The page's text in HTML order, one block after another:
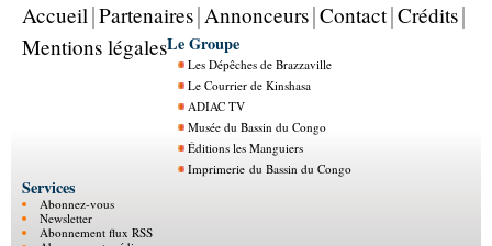
Accueil Partenaires Annonceurs Contact Crédits
Mentions légalesLe Groupe
Les Dépêches de Brazzaville
Le Courrier de Kinshasa
ADIAC TV
Musée du Bassin du Congo
Éditions les Manguiers
Imprimerie du Bassin du Congo
Services
Abonnez-vous
Newsletter
Abonnement flux RSS